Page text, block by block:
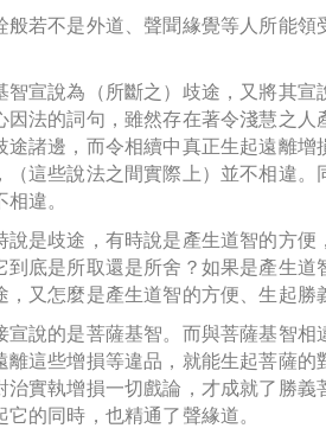
若不是外道、聲聞緣覺等人所能領
智宣說為（所斷之）歧途，又將其
因法的詞句，雖然存在著令淺慧之
途諸邊，而令相續中真正生起遠離
（這些說法之間實際上）並不相違
違。
說是歧途，有時說是產生道智的方
到底是所取還是所舍？如果是產生
，又怎麼是產生道智的方便、生起勝
宣說的是菩薩基智。而與菩薩基智
離這些增損等違品，就能生起菩薩
治實執增損一切戲論，才成就了勝
的同時，也精通了聲緣道。